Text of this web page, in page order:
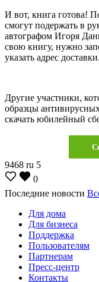
И вот, книга готова!
смогут подержать в
автографом Игоря
свою книгу, нужно
указать адрес доставки.
Другие участники,
образцы
скачать юбилейный
9468 ru 5
0
Последние новости
Для дома
Для бизнеса
Поддержка
Пользователям
Партнерам
Пресс-центр
Контакты